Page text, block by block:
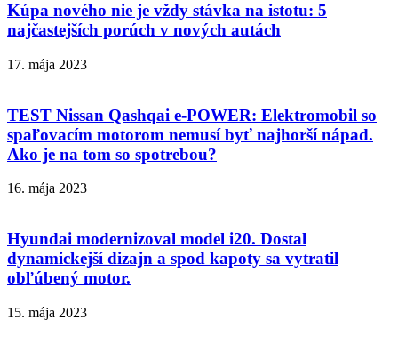
Kúpa nového nie je vždy stávka na istotu: 5
najčastejších porúch v nových autách
17. mája 2023
TEST Nissan Qashqai e-POWER: Elektromobil so
spaľovacím motorom nemusí byť najhorší nápad.
Ako je na tom so spotrebou?
16. mája 2023
Hyundai modernizoval model i20. Dostal
dynamickejší dizajn a spod kapoty sa vytratil
obľúbený motor.
15. mája 2023